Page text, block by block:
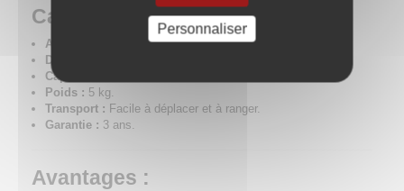
Personnaliser
Caractéristiques techniques :
Alimentation :
230V.
Dimensions :
Capacité :
Poids : 5 kg.
Transport : Facile à déplacer et à ranger.
Garantie : 3 ans.
Avantages :